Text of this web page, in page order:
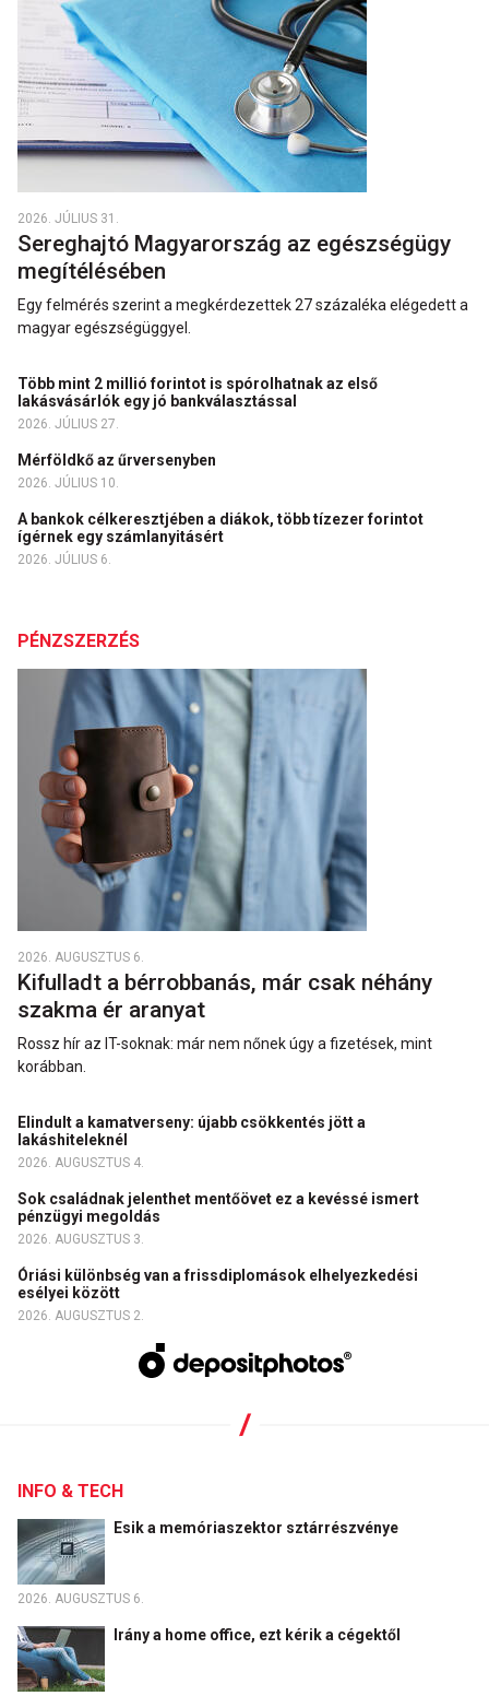
2026. JÚLIUS 31.
Sereghajtó Magyarország az egészségügy
megítélésében
Egy felmérés szerint a megkérdezettek 27 százaléka elégedett a
magyar egészségüggyel.
Több mint 2 millió forintot is spórolhatnak az első
lakásvásárlók egy jó bankválasztással
2026. JÚLIUS 27.
Mérföldkő az űrversenyben
2026. JÚLIUS 10.
A bankok célkeresztjében a diákok, több tízezer forintot
ígérnek egy számlanyitásért
2026. JÚLIUS 6.
PÉNZSZERZÉS
2026. AUGUSZTUS 6.
Kifulladt a bérrobbanás, már csak néhány
szakma ér aranyat
Rossz hír az IT-soknak: már nem nőnek úgy a fizetések, mint
korábban.
Elindult a kamatverseny: újabb csökkentés jött a
lakáshiteleknél
2026. AUGUSZTUS 4.
Sok családnak jelenthet mentőövet ez a kevéssé ismert
pénzügyi megoldás
2026. AUGUSZTUS 3.
Óriási különbség van a frissdiplomások elhelyezkedési
esélyei között
2026. AUGUSZTUS 2.
INFO & TECH
Esik a memóriaszektor sztárrészvénye
2026. AUGUSZTUS 6.
Irány a home office, ezt kérik a cégektől